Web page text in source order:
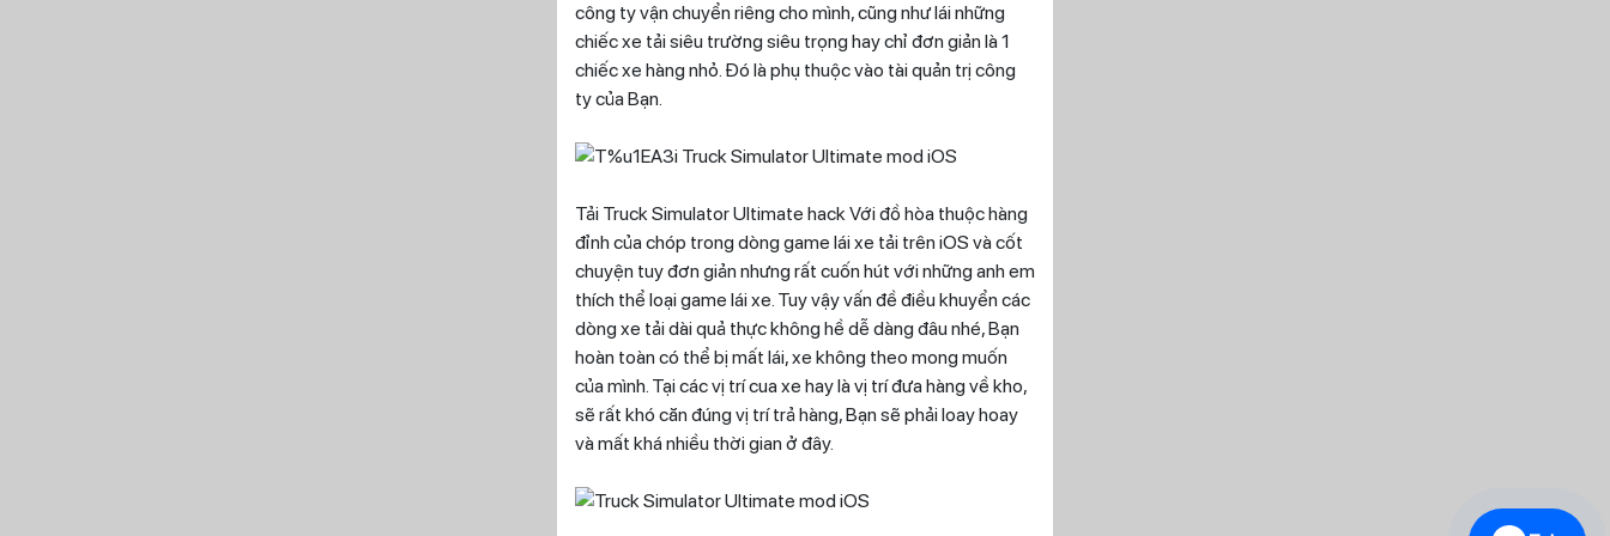
công ty vận chuyển riêng cho mình, cũng như lái những
chiếc xe tải siêu trường siêu trọng hay chỉ đơn giản là 1
chiếc xe hàng nhỏ. Đó là phụ thuộc vào tài quản trị công
ty của Bạn.
Tải Truck Simulator Ultimate hack Với đồ hòa thuộc hàng
đỉnh của chóp trong dòng game lái xe tải trên iOS và cốt
chuyện tuy đơn giản nhưng rất cuốn hút với những anh em
thích thể loại game lái xe. Tuy vậy vấn đề điều khuyển các
dòng xe tải dài quả thực không hề dễ dàng đâu nhé, Bạn
hoàn toàn có thể bị mất lái, xe không theo mong muốn
của mình. Tại các vị trí cua xe hay là vị trí đưa hàng về kho,
sẽ rất khó căn đúng vị trí trả hàng, Bạn sẽ phải loay hoay
và mất khá nhiều thời gian ở đây.